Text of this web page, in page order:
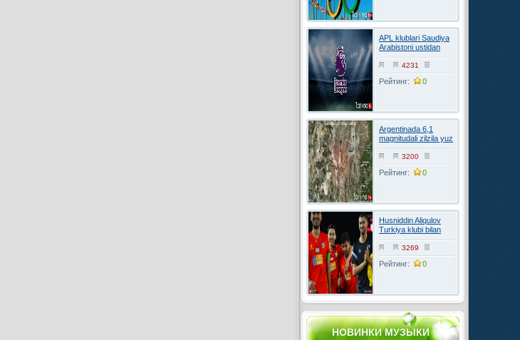
APL klublari Saudiya
Arabistoni ustidan
FIFAga shikoyat
qilmoqchi4231
Рейтинг: 0
Argentinada 6,1
magnitudali zilzila yuz
berdi
3200
Рейтинг: 0
Husniddin Aliqulov
Turkiya klubi bilan
kelishuvga erishdi
3269
Рейтинг: 0
НОВИНКИ МУЗЫКИ